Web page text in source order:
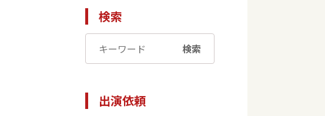
検索
検索
出演依頼